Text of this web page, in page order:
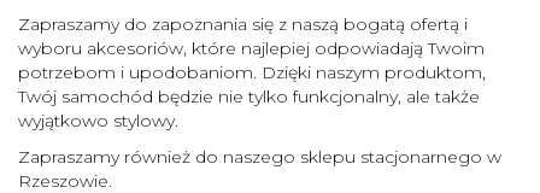
Zapraszamy do zapoznania się z naszą bogatą ofertą i
wyboru akcesoriów, które najlepiej odpowiadają Twoim
potrzebom i upodobaniom. Dzięki naszym produktom,
Twój samochód będzie nie tylko funkcjonalny, ale także
wyjątkowo stylowy.
Zapraszamy również do naszego sklepu stacjonarnego w
Rzeszowie.